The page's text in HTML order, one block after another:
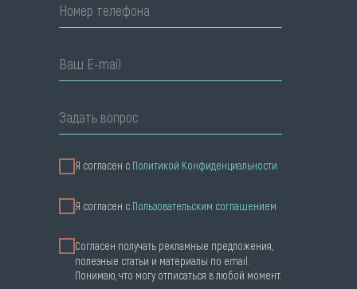
Номер телефона
Ваш E-mail
Задать вопрос
Я согласен с Политикой Конфиденциальности
Я cогласен с Пользовательским соглашением
Согласен получать рекламные предложения,
полезные статьи и материалы по email.
Понимаю, что могу отписаться в любой момент.